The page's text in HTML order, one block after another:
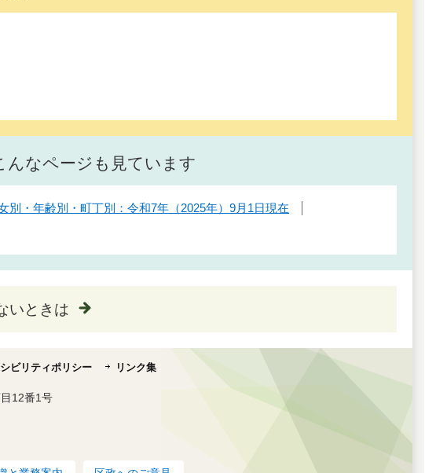
んなページも見ています
別・年齢別・町丁別：令和7年（2025年）9月1日現在
いときは
ビリティポリシー リンク集
12番1号